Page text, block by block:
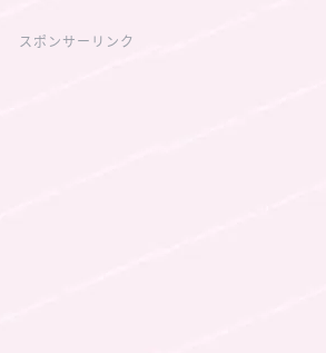
スポンサーリンク